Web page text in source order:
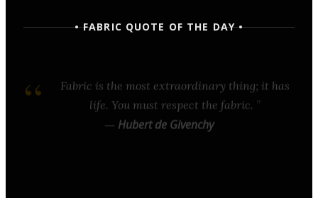
• FABRIC QUOTE OF THE DAY •
Fabric is the most extraordinary thing; it has
life. You must respect the fabric.
— Hubert de Givenchy